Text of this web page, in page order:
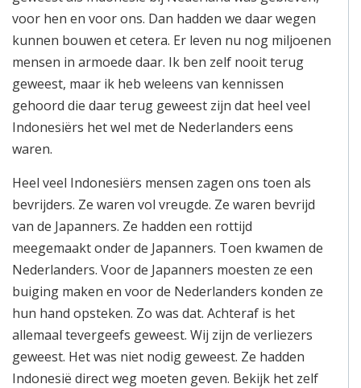
voor hen en voor ons. Dan hadden we daar wegen
kunnen bouwen et cetera. Er leven nu nog miljoenen
mensen in armoede daar. Ik ben zelf nooit terug
geweest, maar ik heb weleens van kennissen
gehoord die daar terug geweest zijn dat heel veel
Indonesiërs het wel met de Nederlanders eens
waren.
Heel veel Indonesiërs mensen zagen ons toen als
bevrijders. Ze waren vol vreugde. Ze waren bevrijd
van de Japanners. Ze hadden een rottijd
meegemaakt onder de Japanners. Toen kwamen de
Nederlanders. Voor de Japanners moesten ze een
buiging maken en voor de Nederlanders konden ze
hun hand opsteken. Zo was dat. Achteraf is het
allemaal tevergeefs geweest. Wij zijn de verliezers
geweest. Het was niet nodig geweest. Ze hadden
Indonesië direct weg moeten geven. Bekijk het zelf